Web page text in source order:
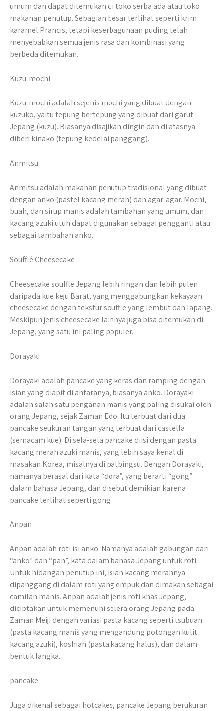
umum dan dapat ditemukan di toko serba ada atau toko
makanan penutup. Sebagian besar terlihat seperti krim
karamel Prancis, tetapi keserbagunaan puding telah
menyebabkan semua jenis rasa dan kombinasi yang
berbeda ditemukan.
Kuzu-mochi
Kuzu-mochi adalah sejenis mochi yang dibuat dengan
kuzuko, yaitu tepung bertepung yang dibuat dari garut
Jepang (kuzu). Biasanya disajikan dingin dan di atasnya
diberi kinako (tepung kedelai panggang).
Anmitsu
Anmitsu adalah makanan penutup tradisional yang dibuat
dengan anko (pastel kacang merah) dan agar-agar. Mochi,
buah, dan sirup manis adalah tambahan yang umum, dan
kacang azuki utuh dapat digunakan sebagai pengganti atau
sebagai tambahan anko.
Soufflé Cheesecake
Cheesecake souffle Jepang lebih ringan dan lebih pulen
daripada kue keju Barat, yang menggabungkan kekayaan
cheesecake dengan tekstur souffle yang lembut dan lapang.
Meskipun jenis cheesecake lainnya juga bisa ditemukan di
Jepang, yang satu ini paling populer.
Dorayaki
Dorayaki adalah pancake yang keras dan ramping dengan
isian yang diapit di antaranya, biasanya anko. Dorayaki
adalah salah satu penganan manis yang paling disukai oleh
orang Jepang, sejak Zaman Edo. Itu terbuat dari dua
pancake seukuran tangan yang terbuat dari castella
(semacam kue). Di sela-sela pancake diisi dengan pasta
kacang merah azuki manis, yang lebih saya kenal di
masakan Korea, misalnya di patbingsu. Dengan Dorayaki,
namanya berasal dari kata “dora”, yang berarti “gong”
dalam bahasa Jepang, dan disebut demikian karena
pancake terlihat seperti gong.
Anpan
Anpan adalah roti isi anko. Namanya adalah gabungan dari
“anko” dan “pan”, kata dalam bahasa Jepang untuk roti.
Untuk hidangan penutup ini, isian kacang merahnya
dipanggang di dalam roti yang empuk dan dimakan sebagai
camilan manis. Anpan adalah jenis roti khas Jepang,
diciptakan untuk memenuhi selera orang Jepang pada
Zaman Meiji dengan variasi pasta kacang seperti tsubuan
(pasta kacang manis yang mengandung potongan kulit
kacang azuki), koshian (pasta kacang halus), dan dalam
bentuk langka.
pancake
Juga dikenal sebagai hotcakes, pancake Jepang berukuran